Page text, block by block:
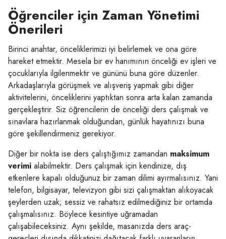
Öğrenciler için Zaman Yönetimi
Önerileri
Birinci anahtar, önceliklerimizi iyi belirlemek ve ona göre
hareket etmektir. Mesela bir ev hanımının önceliği ev işleri ve
çocuklarıyla ilgilenmektir ve gününü buna göre düzenler.
Arkadaşlarıyla görüşmek ve alışveriş yapmak gibi diğer
aktivitelerini, önceliklerini yaptıktan sonra arta kalan zamanda
gerçekleştirir. Siz öğrencilerin de önceliği ders çalışmak ve
sınavlara hazırlanmak olduğundan, günlük hayatınızı buna
göre şekillendirmeniz gerekiyor.
Diğer bir nokta ise ders çalıştığımız zamandan maksimum
verimi alabilmektir. Ders çalışmak için kendinize, dış
etkenlere kapalı olduğunuz bir zaman dilimi ayırmalısınız. Yani
telefon, bilgisayar, televizyon gibi sizi çalışmaktan alıkoyacak
şeylerden uzak; sessiz ve rahatsız edilmediğiniz bir ortamda
çalışmalısınız. Böylece kesintiye uğramadan
çalışabileceksiniz. Aynı şekilde, masanızda ders araç-